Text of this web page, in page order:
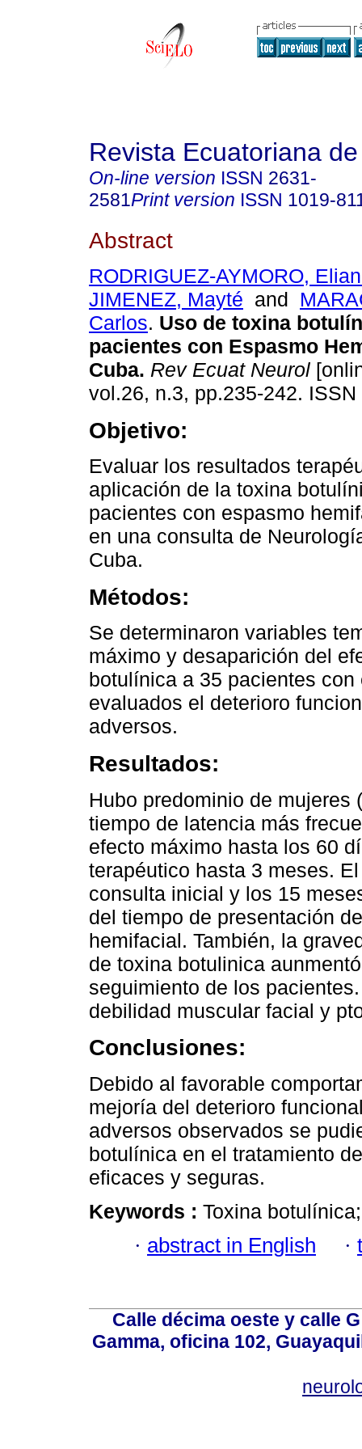
Revista Ecuatoriana
On-line version ISSN 2631-
2581Print version ISSN 1019-
Abstract
RODRIGUEZ-AYMORO,
JIMENEZ, Mayté and
Carlos. Uso de toxina
pacientes con Espasmo
Cuba. Rev Ecuat Neurol
vol.26, n.3, pp.235-242.
Objetivo:
Evaluar los resultados
aplicación de la toxina
pacientes con espasmo
en una consulta de
Cuba.
Métodos:
Se determinaron variables
máximo y desaparición del
botulínica a 35 pacientes
evaluados el deterioro
adversos.
Resultados:
Hubo predominio de mujeres
tiempo de latencia más
efecto máximo hasta los 60
terapéutico hasta 3 meses.
consulta inicial y los 15
del tiempo de presentación
hemifacial. También, la
de toxina botulinica
seguimiento de los
debilidad muscular facial y
Conclusiones:
Debido al favorable
mejoría del deterioro
adversos observados se
botulínica en el tratamiento
eficaces y seguras.
Keywords : Toxina
· abstract in English ·
Calle décima oeste y calle
Gamma, oficina 102,